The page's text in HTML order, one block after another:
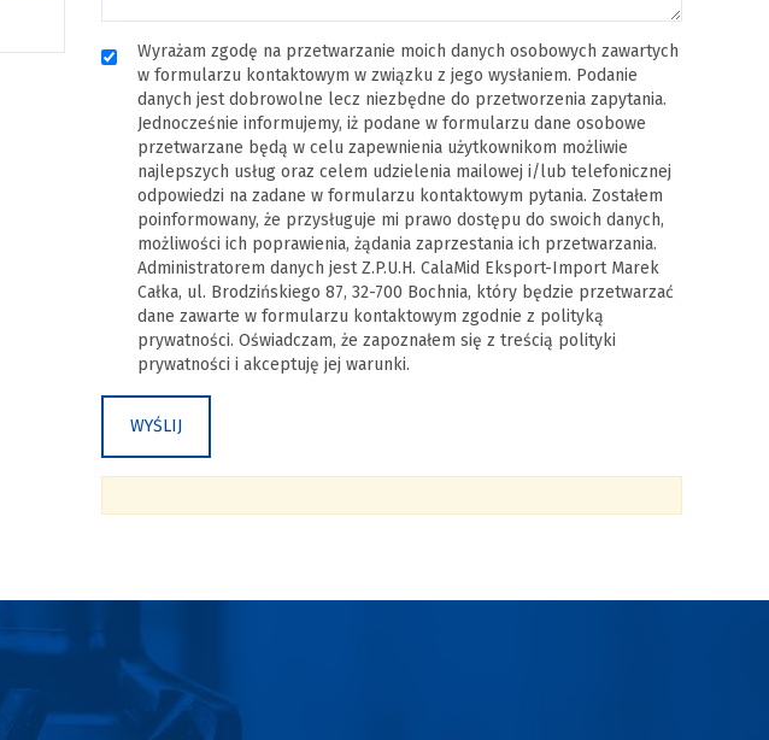
Wyrażam zgodę na przetwarzanie moich danych osobowych zawartych
w formularzu kontaktowym w związku z jego wysłaniem. Podanie
danych jest dobrowolne lecz niezbędne do przetworzenia zapytania.
Jednocześnie informujemy, iż podane w formularzu dane osobowe
przetwarzane będą w celu zapewnienia użytkownikom możliwie
najlepszych usług oraz celem udzielenia mailowej i/lub telefonicznej
odpowiedzi na zadane w formularzu kontaktowym pytania. Zostałem
poinformowany, że przysługuje mi prawo dostępu do swoich danych,
możliwości ich poprawienia, żądania zaprzestania ich przetwarzania.
Administratorem danych jest Z.P.U.H. CalaMid Eksport-Import Marek
Całka, ul. Brodzińskiego 87, 32-700 Bochnia, który będzie przetwarzać
dane zawarte w formularzu kontaktowym zgodnie z polityką
prywatności. Oświadczam, że zapoznałem się z treścią polityki
prywatności i akceptuję jej warunki.